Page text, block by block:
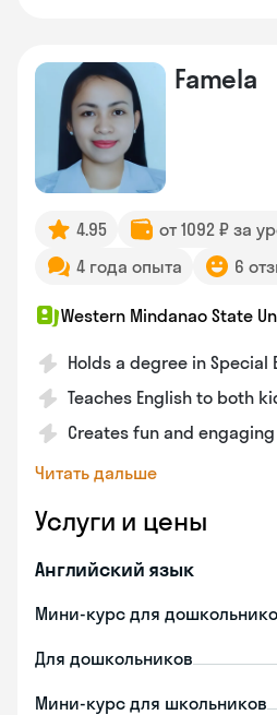
Famela
4.95
от 1092 ₽ за
4 года опыта
6
Western Mindanao State
Holds a degree in Special
Teaches English to both
Creates fun and
Читать дальше
Услуги и цены
Английский язык
Мини-курс для
Для дошкольников
Мини-курс для школьников